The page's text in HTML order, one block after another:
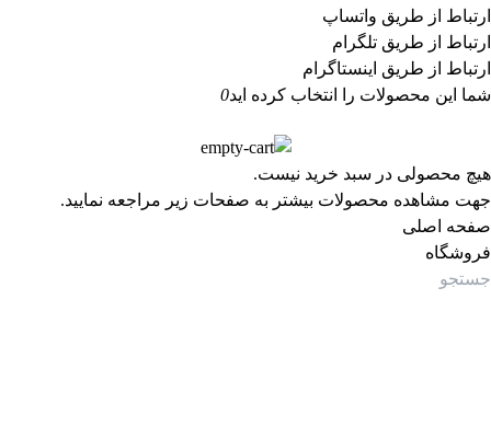
ارتباط از طریق واتساپ
ارتباط از طریق تلگرام
ارتباط از طریق اینستاگرام
شما این محصولات را انتخاب کرده اید0
هیچ محصولی در سبد خرید نیست.
جهت مشاهده محصولات بیشتر به صفحات زیر مراجعه نمایید.
صفحه اصلی
فروشگاه